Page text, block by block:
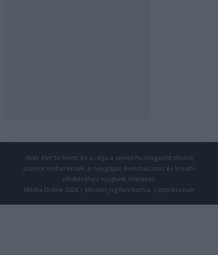
Aktív élet 50 felett: ez a célja a senior.hu magazint olvasó
szenior embereknek. A nyugdíjas évek hasznos és kreatív
eltöltéséhez nyújtunk ötleteket.
Média Online 2026 | Minden jog fenntartva. | Impresszum